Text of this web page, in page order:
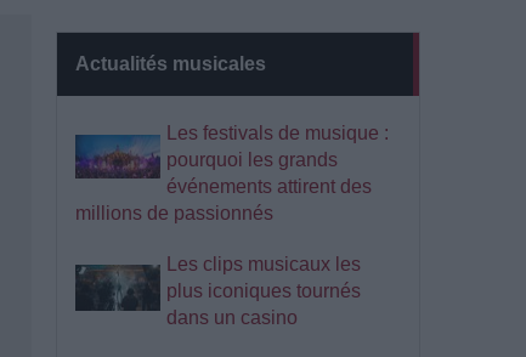
Actualités musicales
Les festivals de musique :
pourquoi les grands
événements attirent des
millions de passionnés
Les clips musicaux les
plus iconiques tournés
dans un casino